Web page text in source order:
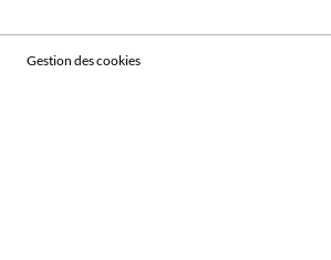
Gestion des cookies